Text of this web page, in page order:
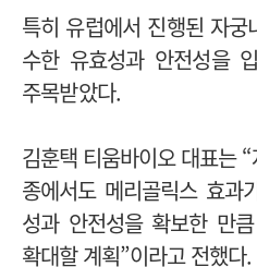
특히 유럽에서 진행된 자
수한 유효성과 안전성을
주목받았다.
김훈택 티움바이오 대표는
종에서도 메리골릭스 효과
성과 안전성을 확보한 만
확대할 계획”이라고 전했다.